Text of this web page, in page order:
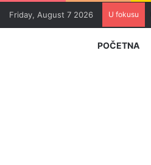
Friday, August 7 2026 U fokusu
POČETNA